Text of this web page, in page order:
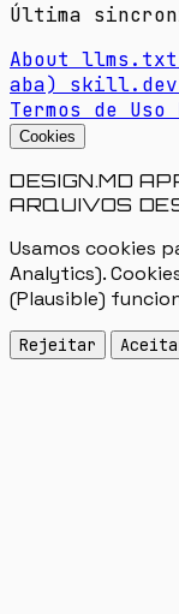
Última
About llms.txt
aba)
Termos de Uso
Cookies
DESIGN.MD
ARQUIVOS
Usamos cookies
Analytics).
(Plausible)
Rejeitar